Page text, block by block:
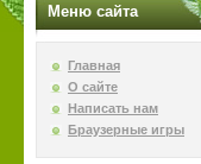
Меню сайта
Главная
О сайте
Написать нам
Браузерные игры